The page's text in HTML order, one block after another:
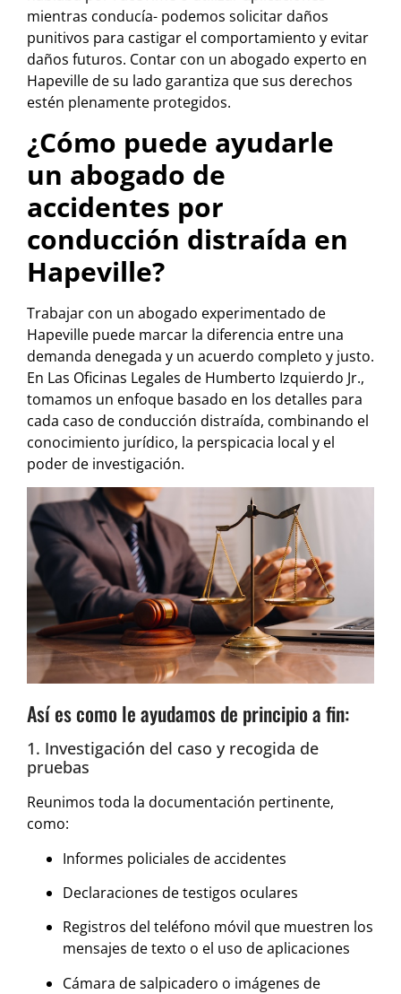
mientras conducía- podemos solicitar daños
punitivos para castigar el comportamiento y evitar
daños futuros. Contar con un abogado experto en
Hapeville de su lado garantiza que sus derechos
estén plenamente protegidos.
¿Cómo puede ayudarle
un abogado de
accidentes por
conducción distraída en
Hapeville?
Trabajar con un abogado experimentado de
Hapeville puede marcar la diferencia entre una
demanda denegada y un acuerdo completo y justo.
En Las Oficinas Legales de Humberto Izquierdo Jr.,
tomamos un enfoque basado en los detalles para
cada caso de conducción distraída, combinando el
conocimiento jurídico, la perspicacia local y el
poder de investigación.
Así es como le ayudamos de principio a fin:
1. Investigación del caso y recogida de
pruebas
Reunimos toda la documentación pertinente,
como:
Informes policiales de accidentes
Declaraciones de testigos oculares
Registros del teléfono móvil que muestren los
mensajes de texto o el uso de aplicaciones
Cámara de salpicadero o imágenes de